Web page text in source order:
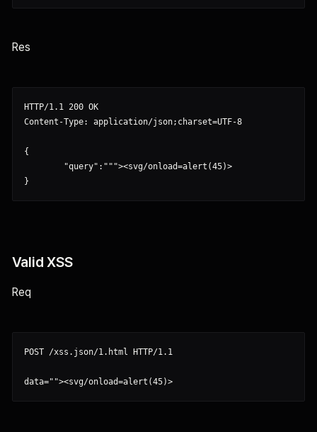
Res
HTTP/1.1 200 OK
Content-Type: application/json;charset=UTF-8
{
Valid XSS
Req
POST /xss.json/1.html HTTP/1.1